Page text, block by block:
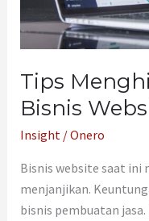
Tips
Bisnis
Insight /Onero
Bisnis website saat ini
menjanjikan.
bisnis pembuatan